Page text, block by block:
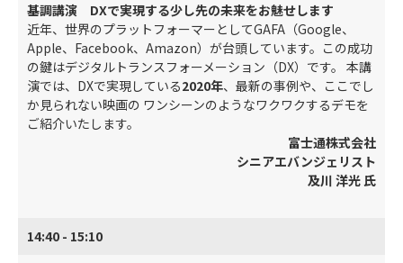
基調講演 DXで実現する少し先の未来をお魅せします
近年、世界のプラットフォーマーとしてGAFA（Google、
Apple、Facebook、Amazon）が台頭しています。この成功
の鍵はデジタルトランスフォーメーション（DX）です。 本講
演では、DXで実現している2020年、最新の事例や、ここでし
か見られない映画の ワンシーンのようなワクワクするデモを
ご紹介いたします。
富士通株式会社
シニアエバンジェリスト
及川 洋光 氏
14:40 - 15:10